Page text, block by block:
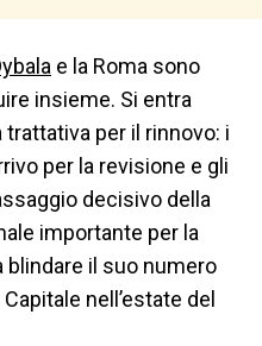
e la Roma sono
insieme. Si entra
per il rinnovo: i
per la revisione e gli
decisivo della
importante per la
blindare il suo numero
nell’estate del